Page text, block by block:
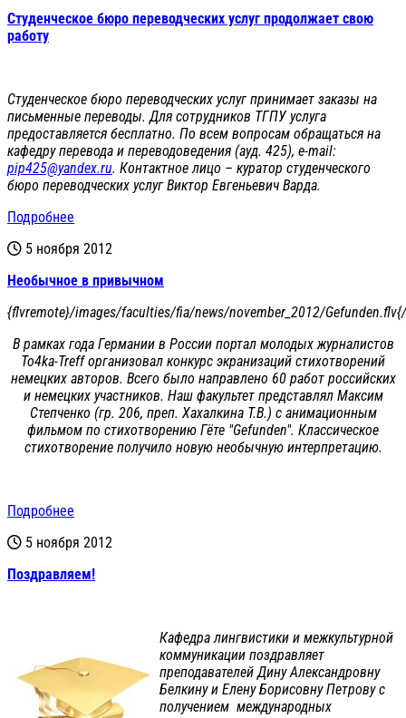
Студенческое бюро переводческих услуг продолжает свою
работу
Студенческое бюро переводческих услуг принимает заказы на
письменные переводы. Для сотрудников ТГПУ услуга
предоставляется бесплатно. По всем вопросам обращаться на
кафедру перевода и переводоведения (ауд. 425), e-mail:
pip425@yandex.ru. Контактное лицо – куратор студенческого
бюро переводческих услуг Виктор Евгеньевич Варда.
Подробнее
5 ноября 2012
Необычное в привычном
{flvremote}/images/faculties/fia/news/november_2012/
В рамках года Германии в России портал молодых журналистов
To4ka-Treff организовал конкурс экранизаций стихотворений
немецких авторов. Всего было направлено 60 работ российских
и немецких участников. Наш факультет представлял Максим
Степченко (гр. 206, преп. Хахалкина Т.В.) с анимационным
фильмом по стихотворению Гёте "Gefunden". Классическое
стихотворение получило новую необычную интерпретацию.
Подробнее
5 ноября 2012
Поздравляем!
Кафедра лингвистики и межкультурной
коммуникации поздравляет
преподавателей Дину Александровну
Белкину и Елену Борисовну Петрову с
получением международных